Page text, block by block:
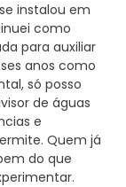
instalou em
como
para auxiliar
anos como
só posso
de águas
e
Quem já
do que